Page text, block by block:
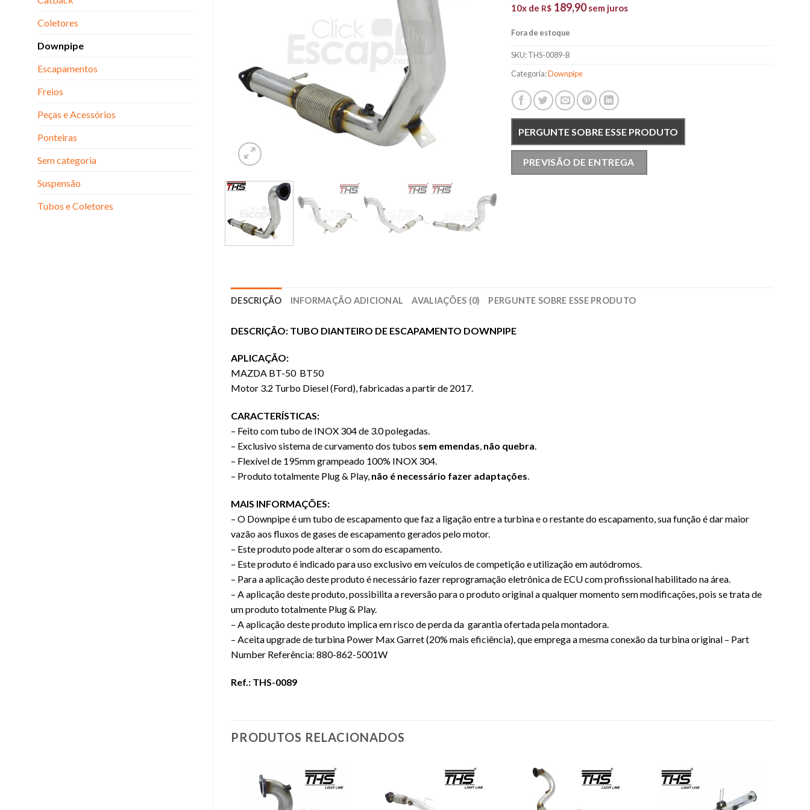
Coletores
Downpipe
Escapamentos
Freios
Peças e Acessórios
Ponteiras
Sem categoria
Suspensão
Tubos e Coletores
10x de R$ 189,90 sem juros
Fora de estoque
SKU:THS-0089-B
Categoria:Downpipe
PERGUNTE SOBRE ESSE PRODUTO
PREVISÃO DE ENTREGA
DESCRIÇÃO INFORMAÇÃO ADICIONAL AVALIAÇÕES (0) PERGUNTE SOBRE ESSE PRODUTO
DESCRIÇÃO: TUBO DIANTEIRO DE ESCAPAMENTO DOWNPIPE
APLICAÇÃO:
MAZDA BT-50 BT50
Motor 3.2 Turbo Diesel (Ford), fabricadas a partir de 2017.
CARACTERÍSTICAS:
– Feito com tubo de INOX 304 de 3.0 polegadas.
– Exclusivo sistema de curvamento dos tubos sem emendas, não quebra.
– Flexível de 195mm grampeado 100% INOX 304.
– Produto totalmente Plug & Play, não é necessário fazer adaptações.
MAIS INFORMAÇÕES:
– O Downpipe é um tubo de escapamento que faz a ligação entre a turbina e o restante do escapamento, sua função é dar maior
vazão aos fluxos de gases de escapamento gerados pelo motor.
– Este produto pode alterar o som do escapamento.
– Este produto é indicado para uso exclusivo em veículos de competição e utilização em autódromos.
– Para a aplicação deste produto é necessário fazer reprogramação eletrônica de ECU com profissional habilitado na área.
– A aplicação deste produto, possibilita a reversão para o produto original a qualquer momento sem modificações, pois se trata de
um produto totalmente Plug & Play.
– A aplicação deste produto implica em risco de perda da garantia ofertada pela montadora.
– Aceita upgrade de turbina Power Max Garret (20% mais eficiência), que emprega a mesma conexão da turbina original – Part
Number Referência: 880-862-5001W
Ref.: THS-0089
PRODUTOS RELACIONADOS